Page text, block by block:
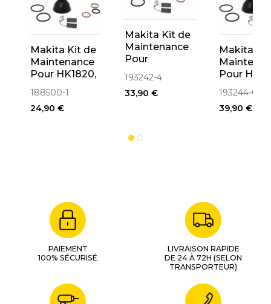
Makita Kit de
Maintenance
Pour HK1820,
HK1820L
188500-1
188500-1
24,90 €
Makita Kit de
Maintenance
Pour
HM0810T
193242-4
193242-4
33,90 €
Makita
Pour
HM1200B
193244-0
193244-0
39,90 €
PAIEMENT
100% SÉCURISÉ
LIVRAISON RAPIDE
DE 24 À 72H (SELON
TRANSPORTEUR)